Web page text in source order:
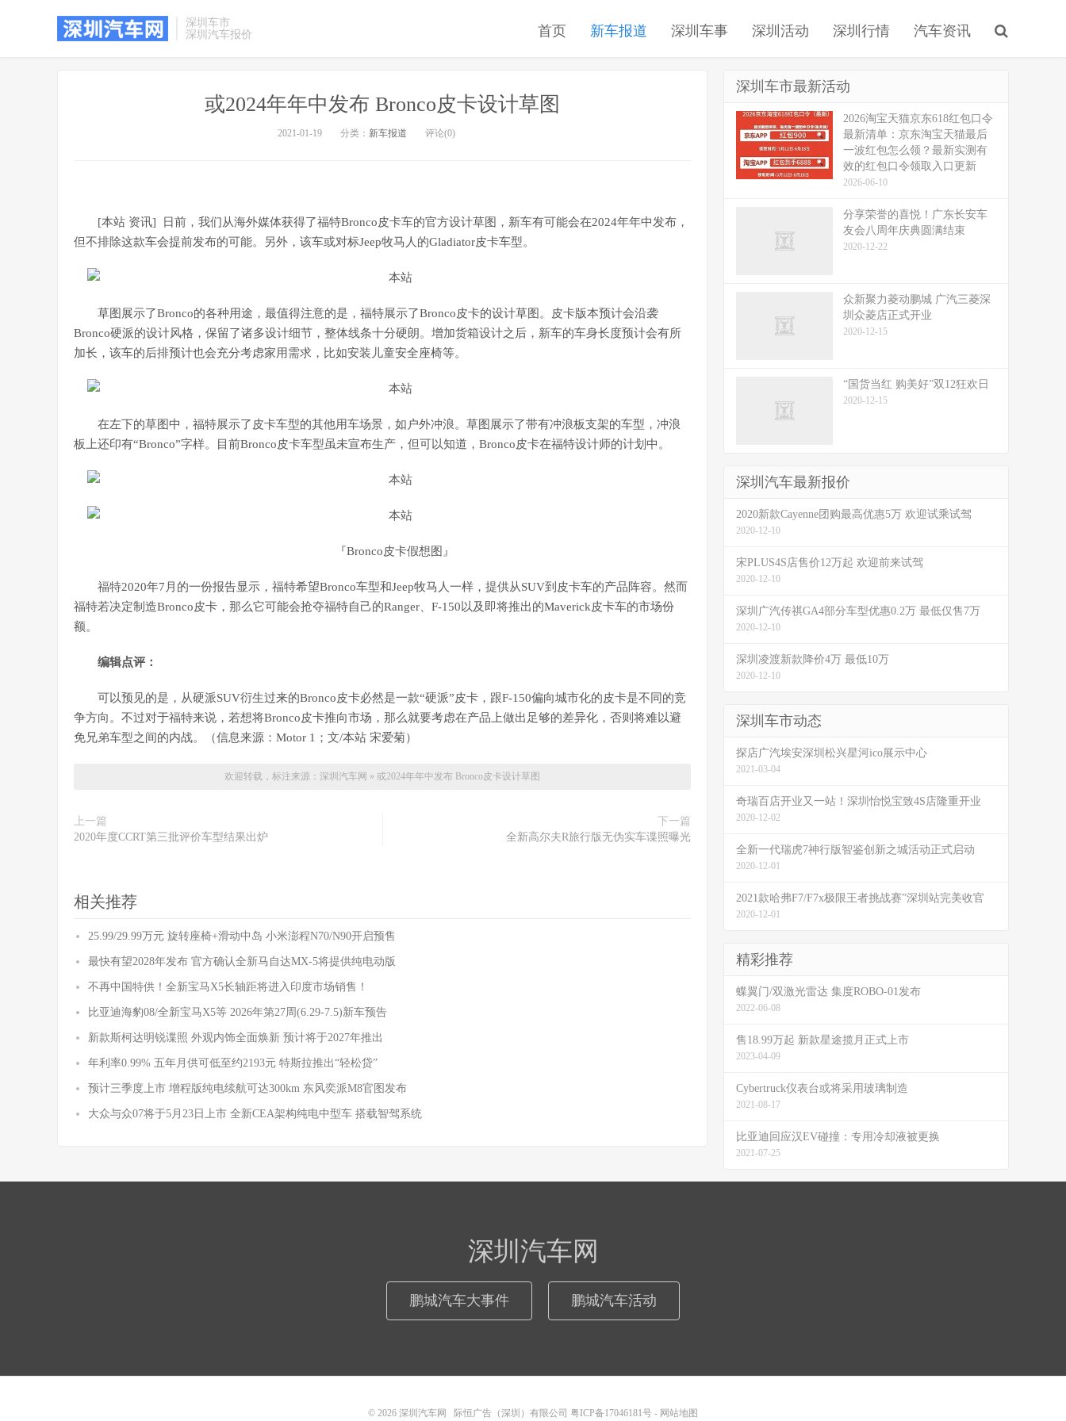
深圳车市
深圳汽车报价
首页 新车报道 深圳车事 深圳活动 深圳行情 汽车资讯
或2024年年中发布 Bronco皮卡设计草图
2021-01-19 分类： 新车报道 评论(0)
[本站 资讯] 日前，我们从海外媒体获得了福特Bronco皮卡车的官方设计草图，新车有可能会在2024年年中发布，
但不排除这款车会提前发布的可能。另外，该车或对标Jeep牧马人的Gladiator皮卡车型。
草图展示了Bronco的各种用途，最值得注意的是，福特展示了Bronco皮卡的设计草图。皮卡版本预计会沿袭
Bronco硬派的设计风格，保留了诸多设计细节，整体线条十分硬朗。增加货箱设计之后，新车的车身长度预计会有所
加长，该车的后排预计也会充分考虑家用需求，比如安装儿童安全座椅等。
在左下的草图中，福特展示了皮卡车型的其他用车场景，如户外冲浪。草图展示了带有冲浪板支架的车型，冲浪
板上还印有“Bronco”字样。目前Bronco皮卡车型虽未宣布生产，但可以知道，Bronco皮卡在福特设计师的计划中。
『Bronco皮卡假想图』
福特2020年7月的一份报告显示，福特希望Bronco车型和Jeep牧马人一样，提供从SUV到皮卡车的产品阵容。然而
福特若决定制造Bronco皮卡，那么它可能会抢夺福特自己的Ranger、F-150以及即将推出的Maverick皮卡车的市场份
额。
编辑点评：
可以预见的是，从硬派SUV衍生过来的Bronco皮卡必然是一款“硬派”皮卡，跟F-150偏向城市化的皮卡是不同的竞
争方向。不过对于福特来说，若想将Bronco皮卡推向市场，那么就要考虑在产品上做出足够的差异化，否则将难以避
免兄弟车型之间的内战。（信息来源：Motor 1；文/本站 宋爱菊）
欢迎转载，标注来源： 深圳汽车网 » 或2024年年中发布 Bronco皮卡设计草图
上一篇
2020年度CCRT第三批评价车型结果出炉
下一篇
全新高尔夫R旅行版无伪实车谍照曝光
相关推荐
25.99/29.99万元 旋转座椅+滑动中岛 小米澎程N70/N90开启预售
最快有望2028年发布 官方确认全新马自达MX-5将提供纯电动版
不再中国特供！全新宝马X5长轴距将进入印度市场销售！
比亚迪海豹08/全新宝马X5等 2026年第27周(6.29-7.5)新车预告
新款斯柯达明锐谍照 外观内饰全面焕新 预计将于2027年推出
年利率0.99% 五年月供可低至约2193元 特斯拉推出“轻松贷”
预计三季度上市 增程版纯电续航可达300km 东风奕派M8官图发布
大众与众07将于5月23日上市 全新CEA架构纯电中型车 搭载智驾系统
深圳车市最新活动
2026淘宝天猫京东618红包口令
最新清单：京东淘宝天猫最后
一波红包怎么领？最新实测有
效的红包口令领取入口更新
2026-06-10
分享荣誉的喜悦！广东长安车
友会八周年庆典圆满结束
2020-12-22
众新聚力菱动鹏城 广汽三菱深
圳众菱店正式开业
2020-12-15
“国货当红 购美好”双12狂欢日
2020-12-15
深圳汽车最新报价
2020新款Cayenne团购最高优惠5万 欢迎试乘试驾
2020-12-10
宋PLUS4S店售价12万起 欢迎前来试驾
2020-12-10
深圳广汽传祺GA4部分车型优惠0.2万 最低仅售7万
2020-12-10
深圳凌渡新款降价4万 最低10万
2020-12-10
深圳车市动态
探店广汽埃安深圳松兴星河ico展示中心
2021-03-04
奇瑞百店开业又一站！深圳怡悦宝致4S店隆重开业
2020-12-02
全新一代瑞虎7神行版智鉴创新之城活动正式启动
2020-12-01
2021款哈弗F7/F7x极限王者挑战赛”深圳站完美收官
2020-12-01
精彩推荐
蝶翼门/双激光雷达 集度ROBO-01发布
2022-06-08
售18.99万起 新款星途揽月正式上市
2023-04-09
Cybertruck仪表台或将采用玻璃制造
2021-08-17
比亚迪回应汉EV碰撞：专用冷却液被更换
2021-07-25
深圳汽车网
鹏城汽车大事件 鹏城汽车活动
© 2026 深圳汽车网 际恒广告（深圳）有限公司 粤ICP备17046181号 - 网站地图